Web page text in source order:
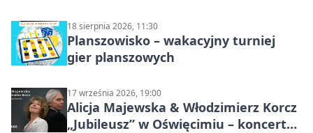
18 sierpnia 2026, 11:30
Planszowisko – wakacyjny turniej
gier planszowych
17 września 2026, 19:00
Alicja Majewska & Włodzimierz Korcz
„Jubileusz” w Oświęcimiu – koncert